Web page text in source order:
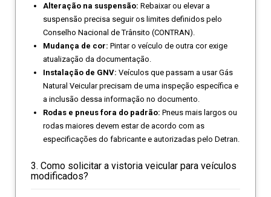
Alteração na suspensão: Rebaixar ou elevar a
suspensão precisa seguir os limites definidos pelo
Conselho Nacional de Trânsito (CONTRAN).
Mudança de cor: Pintar o veículo de outra cor exige
atualização da documentação.
Instalação de GNV: Veículos que passam a usar Gás
Natural Veicular precisam de uma inspeção específica e
a inclusão dessa informação no documento.
Rodas e pneus fora do padrão: Pneus mais largos ou
rodas maiores devem estar de acordo com as
especificações do fabricante e autorizadas pelo Detran.
3. Como solicitar a vistoria veicular para veículos
modificados?